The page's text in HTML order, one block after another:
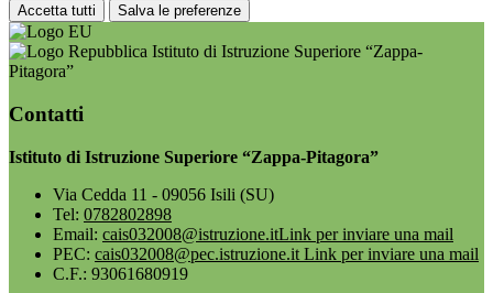
Accetta tutti Salva le preferenze
Istituto di Istruzione Superiore “Zappa-
Pitagora”
Contatti
Istituto di Istruzione Superiore “Zappa-Pitagora”
Via Cedda 11 - 09056 Isili (SU)
Tel: 0782802898
Email: cais032008@istruzione.itLink per inviare una mail
PEC: cais032008@pec.istruzione.it Link per inviare una mail
C.F.: 93061680919